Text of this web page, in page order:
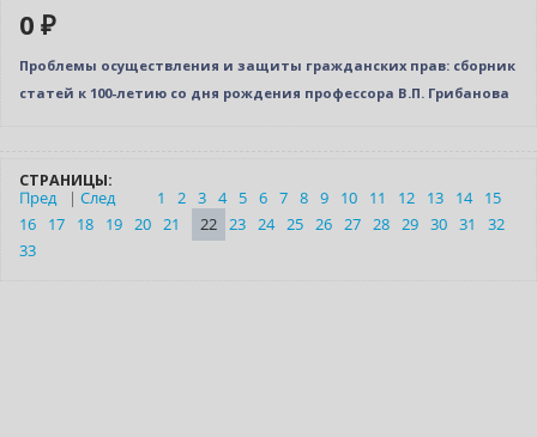
0 ₽
Проблемы осуществления и защиты гражданских прав: сборник
статей к 100-летию со дня рождения профессора В.П. Грибанова
СТРАНИЦЫ:
Пред
| След 1 2 3 4 5 6 7 8 9 10 11 12 13 14
15
16
17 18 19 20 21 22 23 24 25 26 27 28 29 30 31
32
33